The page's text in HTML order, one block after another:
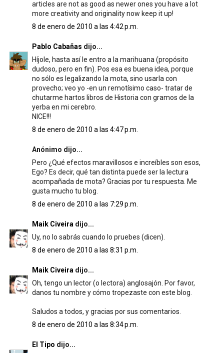
articles are not as good as newer ones you have a lot
more creativity and originality now keep it up!
8 de enero de 2010 a las 4:42 p.m.
Pablo Cabañas dijo...
Híjole, hasta así le entro a la marihuana (propósito
dudoso, pero en fin). Pos esa es buena idea, porque
no sólo es legalizando la mota, sino usarla con
provecho; veo yo -en un remotísimo caso- tratar de
chutarme hartos libros de Historia con gramos de la
yerba en mi cerebro.
NICE!!!
8 de enero de 2010 a las 4:47 p.m.
Anónimo dijo...
Pero ¿Qué efectos maravillosos e increíbles son esos,
Ego? Es decir, qué tan distinta puede ser la lectura
acompañada de mota? Gracias por tu respuesta. Me
gusta mucho tu blog.
8 de enero de 2010 a las 7:29 p.m.
Maik Civeira dijo...
Uy, no lo sabrás cuando lo pruebes (dicen).
8 de enero de 2010 a las 8:31 p.m.
Maik Civeira dijo...
Oh, tengo un lector (o lectora) anglosajón. Por favor,
danos tu nombre y cómo tropezaste con este blog.
Saludos a todos, y gracias por sus comentarios.
8 de enero de 2010 a las 8:34 p.m.
El Tipo dijo...